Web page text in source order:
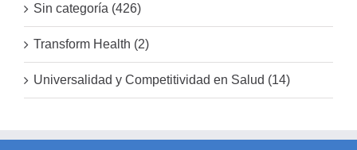
Sin categoría (426)
Transform Health (2)
Universalidad y Competitividad en Salud (14)